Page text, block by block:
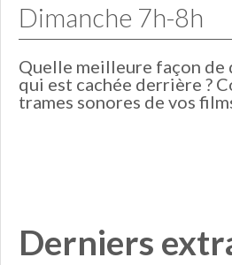
Dimanche 7h-8h
Quelle meilleure façon de
qui est cachée derrière ?
trames sonores de vos
Derniers